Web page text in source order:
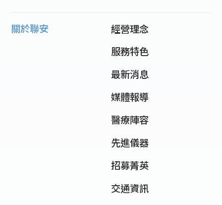
關於聯安
經營理念
服務特色
最新消息
媒體報導
醫療陣容
先進儀器
招募菁英
交通資訊